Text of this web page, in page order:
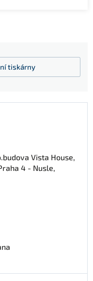
tiskárny
Vista House,
4 - Nusle,